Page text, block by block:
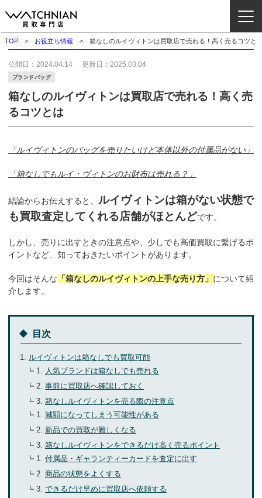
ブランドから探す
取扱いカテゴリ
よくある質問
買取方法
店舗一覧
お問い合わせ
お気軽にご相談ください
メール査定はこちらから
TOP お役立ち情報 箱なしのルイヴィトンは買取店で売れる！高く売るコツと
箱なしのルイヴィトンは買取店で売れる！高く売
るコツとは
公開日： 2024.04.14 更新日： 2025.03.04
ブランドバッグ
「ルイヴィトンのバッグを売りたいけど本体以外の付属品がない」
「箱なしでもルイ・ヴィトンのお財布は売れる？」
結論からお伝えすると、 ルイヴィトンは箱がない状態で
も買取査定してくれる店舗がほとんどです。
しかし、売りに出すときの注意点や、少しでも高価買取に繋げるポ
イントなど、知っておきたいポイントがあります。
今回はそんな 「箱なしのルイヴィトンの上手な売り方」 について紹
介します。
目次
ルイヴィトンは箱なしでも買取可能
人気ブランドは箱なしでも売れる
事前に買取店へ確認しておく
箱なしルイヴィトンを売る際の注意点
減額になってしまう可能性がある
新品での買取が難しくなる
箱なしルイヴィトンをできるだけ高く売るポイント
付属品・ギャランティーカードを査定に出す
商品の状態をよくする
できるだけ早めに買取店へ依頼する